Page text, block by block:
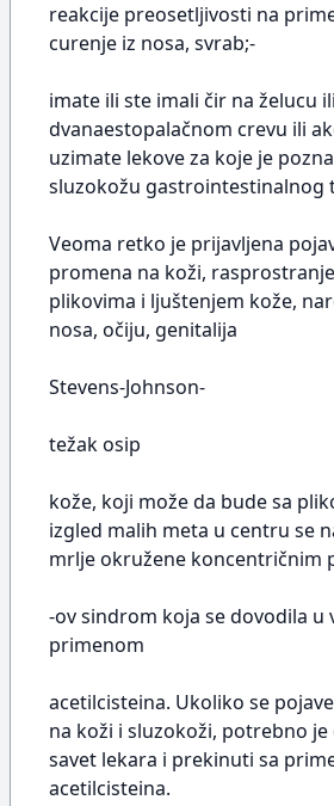
reakcije preosetljivosti na
curenje iz nosa, svrab;-
imate ili ste imali čir na želucu ili
dvanaestopalačnom crevu ili
uzimate lekove za koje je
sluzokožu gastrointestinalnog
Veoma retko je prijavljena
promena na koži,
plikovima i ljuštenjem kože,
nosa, očiju, genitalija
Stevens-Johnson-
težak osip
kože, koji može da bude sa
izgled malih meta u centru se
mrlje okružene koncentričnim
-ov sindrom koja se dovodila u
primenom
acetilcisteina. Ukoliko se
na koži i sluzokoži, potrebno
savet lekara i prekinuti sa
acetilcisteina.